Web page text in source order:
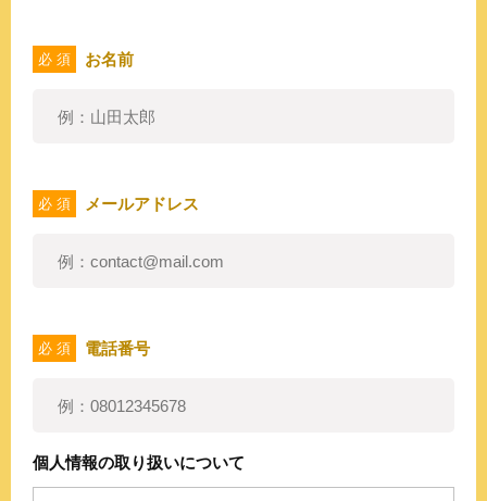
必 須 お名前
必 須 メールアドレス
必 須 電話番号
個人情報の取り扱いについて